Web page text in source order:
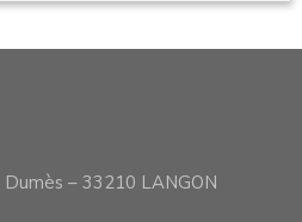
– 33210 LANGON